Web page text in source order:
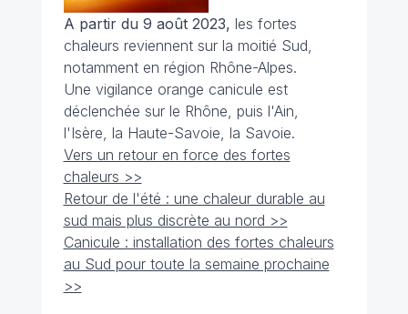
A partir du 9 août 2023, les fortes
chaleurs reviennent sur la moitié Sud,
notamment en région Rhône-Alpes.
Une vigilance orange canicule est
déclenchée sur le Rhône, puis l'Ain,
l'Isère, la Haute-Savoie, la Savoie.
Vers un retour en force des fortes
chaleurs >>
Retour de l'été : une chaleur durable au
sud mais plus discrète au nord >>
Canicule : installation des fortes chaleurs
au Sud pour toute la semaine prochaine
>>